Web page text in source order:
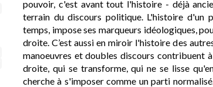
pouvoir, c'est avant tout l'histoire - déjà
terrain du discours politique. L'histoire
temps, impose ses marqueurs idéologiques,
droite. C’est aussi en miroir l'histoire des
manoeuvres et doubles discours contribuent
droite, qui se transforme, qui ne se lisse
cherche à s'imposer comme un parti